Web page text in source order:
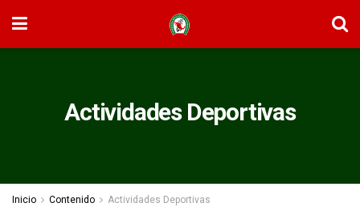
Actividades Deportivas
Inicio Contenido Actividades Deportivas